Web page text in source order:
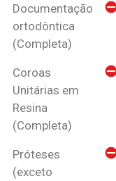
Documentação
ortodôntica
(Completa)
Coroas
Unitárias em
Resina
(Completa)
Próteses
(exceto